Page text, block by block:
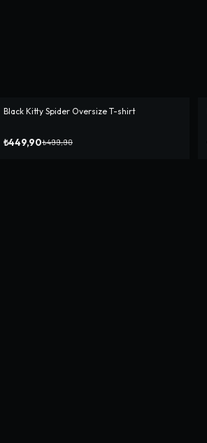
-%10
Black Kitty Spider Oversize T-shirt
₺449,90₺499,90